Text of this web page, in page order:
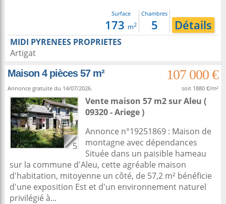
Surface
173 m2
Chambres
5 Détails
MIDI PYRENEES PROPRIETES
Artigat
Maison 4 pièces 57 m²
107 000 €
Annonce gratuite du 14/07/2026. soit 1880 €/m²
5
Vente maison 57 m2surAleu (
09320 - Ariege )
Annonce n°19251869 : Maison de
montagne avec dépendances
Située dans un paisible hameau
sur la commune d'Aleu, cette agréable maison
d'habitation, mitoyenne un côté, de 57,2 m² bénéficie
d'une exposition Est et d'un environnement naturel
privilégié à...